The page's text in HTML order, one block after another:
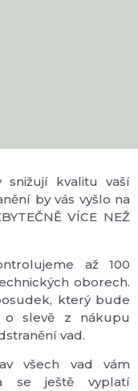
snižují kvalitu vaší
by vás vyšlo na
VÍCE NEŽ
až 100
oborech.
který bude
o slevě z nákupu
vad.
všech vad vám
se ještě vyplatí